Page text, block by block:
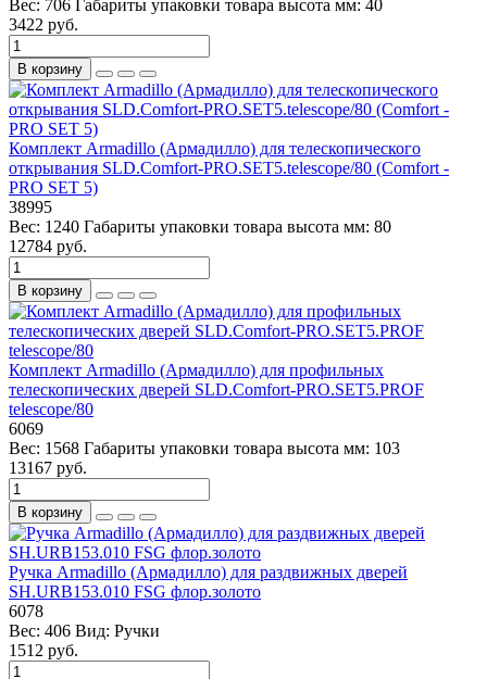
Вес: 706 Габариты упаковки товара высота мм: 40
3422 руб.
В корзину
Комплект Armadillo (Армадилло) для телескопического
открывания SLD.Comfort-PRO.SET5.telescope/80 (Comfort -
PRO SET 5)
38995
Вес: 1240 Габариты упаковки товара высота мм: 80
12784 руб.
В корзину
Комплект Armadillo (Армадилло) для профильных
телескопических дверей SLD.Comfort-PRO.SET5.PROF
telescope/80
6069
Вес: 1568 Габариты упаковки товара высота мм: 103
13167 руб.
В корзину
Ручка Armadillo (Армадилло) для раздвижных дверей
SH.URB153.010 FSG флор.золото
6078
Вес: 406 Вид: Ручки
1512 руб.